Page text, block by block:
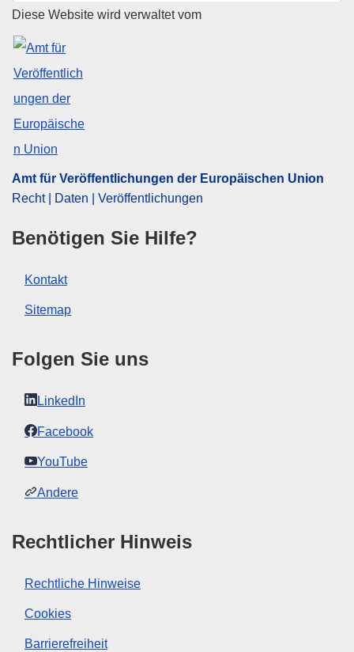
Generaldirektion Landwirtschaft und ländliche
Niederösterreich
landwirtschaftlichen Erzeugnissen
Ursprungsbezeichnung
IMMC : PUB(2025)343/4009288
pdfa2a
Amt für Veröffentlichungen der
Diese Website wird verwaltet vom
Amt für Veröffentlichungen der Europäischen Union
Recht | Daten | Veröffentlichungen
Benötigen Sie Hilfe?
Kontakt
Sitemap
Folgen Sie uns
LinkedIn
Facebook
YouTube
Andere
Rechtlicher Hinweis
Rechtliche Hinweise
Cookies
Barrierefreiheit